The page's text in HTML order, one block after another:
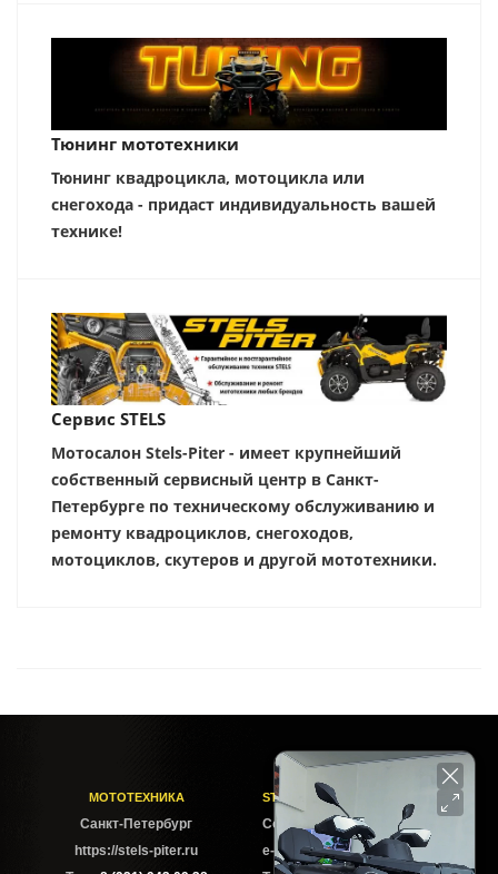
Тюнинг мототехники
Тюнинг квадроцикла, мотоцикла или
снегохода - придаст индивидуальность вашей
технике!
Сервис STELS
Мотосалон Stels-Piter - имеет крупнейший
собственный сервисный центр в Санкт-
Петербурге по техническому обслуживанию и
ремонту квадроциклов, снегоходов,
мотоциклов, скутеров и другой мототехники.
МОТОТЕХНИКА
Cанкт-Петербург
https://stels-piter.ru
STELS-PITER СОФИЙСКАЯ
Софийская ул. 6Б
e-mail: sales@stels-piter.ru